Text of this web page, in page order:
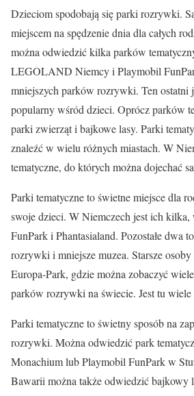
Dzieciom spodobają się parki rozrywki.
miejscem na spędzenie dnia dla całych
można odwiedzić kilka parków
LEGOLAND Niemcy i Playmobil
mniejszych parków rozrywki. Ten ostatni
popularny wśród dzieci. Oprócz parków
parki zwierząt i bajkowe lasy. Parki
znaleźć w wielu różnych miastach. W
tematyczne, do których można dojechać
Parki tematyczne to świetne miejsce dla
swoje dzieci. W Niemczech jest ich
FunPark i Phantasialand. Pozostałe dwa
rozrywki i mniejsze muzea. Starsze
Europa-Park, gdzie można zobaczyć
parków rozrywki na świecie. Jest tu
Parki tematyczne to świetny sposób na
rozrywki. Można odwiedzić park
Monachium lub Playmobil FunPark w
Bawarii można także odwiedzić bajkowy